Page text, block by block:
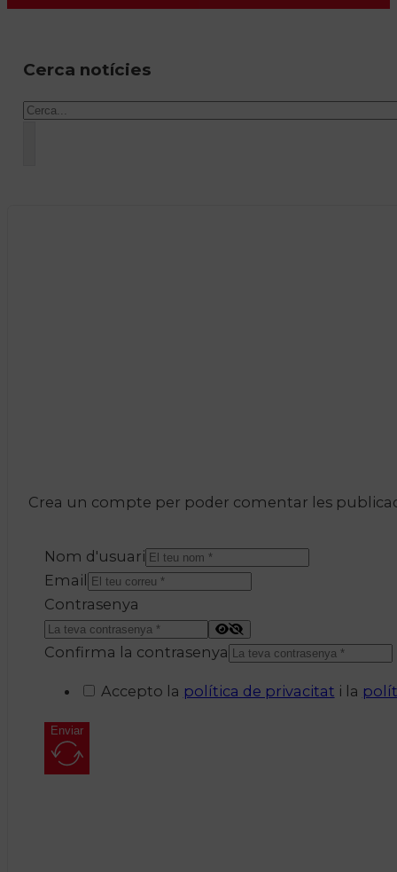
Cerca notícies
Cercar
Crea un compte per poder comentar les
Nom d'usuari
Email
Contrasenya
Confirma la contrasenya
Accepto la política de privacitat i la
Enviar